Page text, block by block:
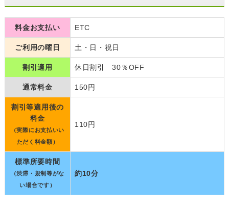
料金お支払い ETC
ご利用の曜日 土・日・祝日
割引適用 休日割引 30％OFF
通常料金 150円
割引等適用後の
料金
（実際にお支払いい
ただく料金額）
110円
標準所要時間
（渋滞・規制等がな
い場合です）
約10分